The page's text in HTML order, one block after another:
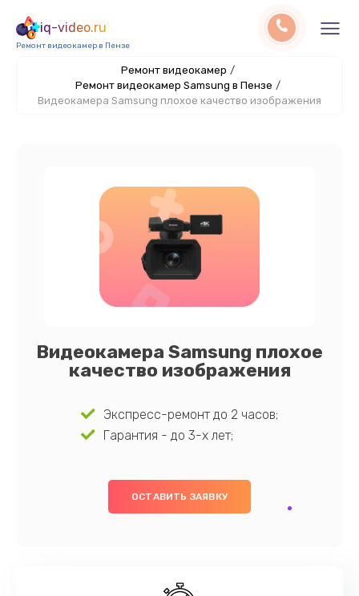
iq-video.ru
Ремонт видеокамер в Пензе
Ремонт видеокамер /
Ремонт видеокамер Samsung в Пензе /
Видеокамера Samsung плохое качество изображения
Видеокамера Samsung плохое
качество изображения
Экспресс-ремонт до 2 часов;
Гарантия - до 3-х лет;
ОСТАВИТЬ ЗАЯВКУ